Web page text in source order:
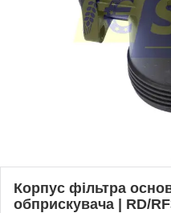
Корпус фільтра
обприскувача | RD/